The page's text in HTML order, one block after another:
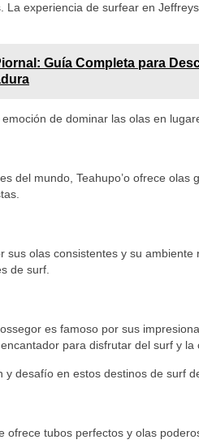
experiencia de surfear en
Guía Completa para
de dominar las olas en
del mundo, Teahupo’o ofrece olas
sus olas consistentes y su ambiente
de surf.
es famoso por sus
para disfrutar del surf y la
desafío en estos destinos de surf
ofrece tubos perfectos y olas